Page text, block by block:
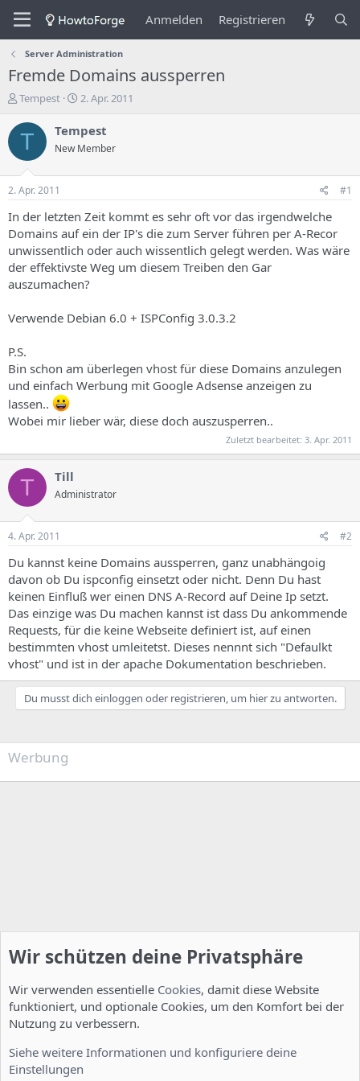
Anmelden Registrieren
Server Administration
Fremde Domains aussperren
E
s
e
l
e
e
s
T
h
m
Tempest
E
s
t
e
n
s
d
a
t
m
2. Apr. 2011
T Tempest
New Member
2. Apr. 2011 #1
In der letzten Zeit kommt es sehr oft vor das irgendwelche
Domains auf ein der IP's die zum Server führen per A-Recor
unwissentlich oder auch wissentlich gelegt werden. Was wäre
der effektivste Weg um diesem Treiben den Gar
auszumachen?
Verwende Debian 6.0 + ISPConfig 3.0.3.2
P.S.
Bin schon am überlegen vhost für diese Domains anzulegen
und einfach Werbung mit Google Adsense anzeigen zu
lassen..
Wobei mir lieber wär, diese doch auszusperren..
Zuletzt bearbeitet: 3. Apr. 2011
T Till
Administrator
4. Apr. 2011 #2
Du kannst keine Domains aussperren, ganz unabhängoig
davon ob Du ispconfig einsetzt oder nicht. Denn Du hast
keinen Einfluß wer einen DNS A-Record auf Deine Ip setzt.
Das einzige was Du machen kannst ist dass Du ankommende
Requests, für die keine Webseite definiert ist, auf einen
bestimmten vhost umleitetst. Dieses nennnt sich "Defaulkt
vhost" und ist in der apache Dokumentation beschrieben.
Du musst dich einloggen oder registrieren, um hier zu antworten.
Werbung
Wir schützen deine Privatsphäre
Wir verwenden essentielle Cookies, damit diese Website
funktioniert, und optionale Cookies, um den Komfort bei der
Nutzung zu verbessern.
Siehe weitere Informationen und konfiguriere deine
Einstellungen